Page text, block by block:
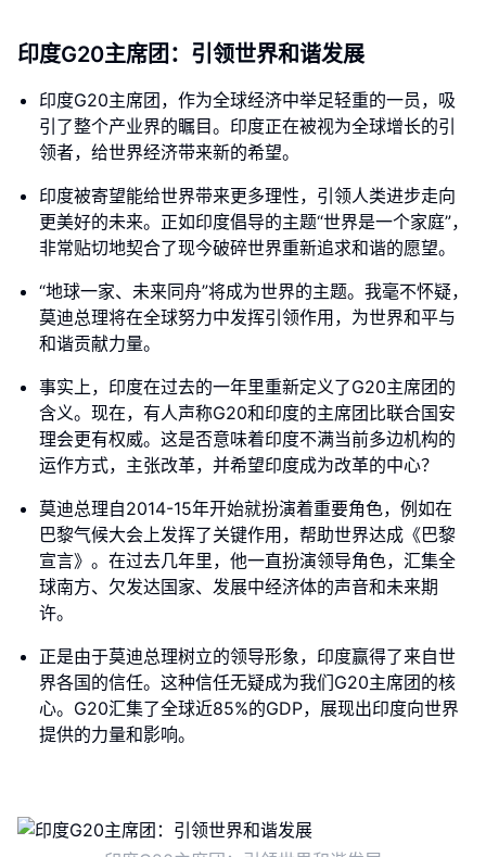
印度G20主席团：引领世界和谐发展
印度G20主席团，作为全球经济中举足轻重的一员，吸
引了整个产业界的瞩目。印度正在被视为全球增长的引
领者，给世界经济带来新的希望。
印度被寄望能给世界带来更多理性，引领人类进步走向
更美好的未来。正如印度倡导的主题“世界是一个家庭”，
非常贴切地契合了现今破碎世界重新追求和谐的愿望。
“地球一家、未来同舟”将成为世界的主题。我毫不怀疑，
莫迪总理将在全球努力中发挥引领作用，为世界和平与
和谐贡献力量。
事实上，印度在过去的一年里重新定义了G20主席团的
含义。现在，有人声称G20和印度的主席团比联合国安
理会更有权威。这是否意味着印度不满当前多边机构的
运作方式，主张改革，并希望印度成为改革的中心？
莫迪总理自2014-15年开始就扮演着重要角色，例如在
巴黎气候大会上发挥了关键作用，帮助世界达成《巴黎
宣言》。在过去几年里，他一直扮演领导角色，汇集全
球南方、欠发达国家、发展中经济体的声音和未来期
许。
正是由于莫迪总理树立的领导形象，印度赢得了来自世
界各国的信任。这种信任无疑成为我们G20主席团的核
心。G20汇集了全球近85%的GDP，展现出印度向世界
提供的力量和影响。